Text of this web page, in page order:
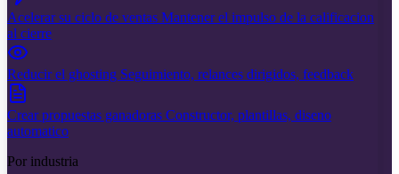
Acelerar su ciclo de ventas Mantener el impulso de la calificacion
al cierre
Reducir el ghosting Seguimiento, relances dirigidos, feedback
Crear propuestas ganadoras Constructor, plantillas, diseno
automatico
Por industria